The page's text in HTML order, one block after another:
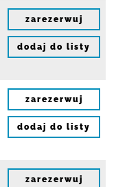
zarezerwuj
dodaj do listy
zarezerwuj
dodaj do listy
zarezerwuj